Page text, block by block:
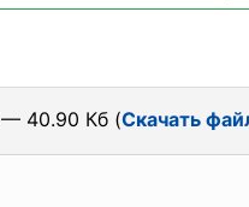
— 40.90 Кб (Скачать